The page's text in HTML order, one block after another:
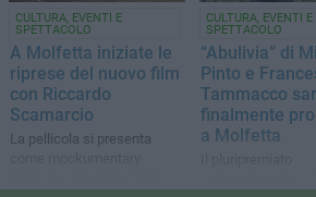
CULTURA, EVENTI E
SPETTACOLO
A Molfetta iniziate le
riprese del nuovo film
con Riccardo
Scamarcio
La pellicola si presenta
CULTURA, EVENTI E
SPETTACOLO
“Abulivia” di
Pinto e
Tammacco
finalmente
a Molfetta